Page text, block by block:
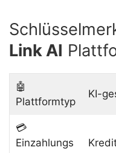
Link AI
🤖
Plattformtyp
KI-
💳
Einzahlungs